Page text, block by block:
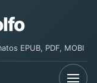
EPUB, PDF, MOBI